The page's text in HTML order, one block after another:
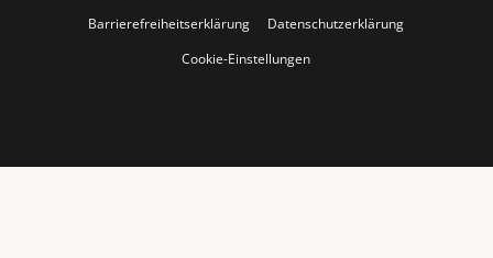
Barrierefreiheitserklärung
Datenschutzerklärung
Cookie-Einstellungen